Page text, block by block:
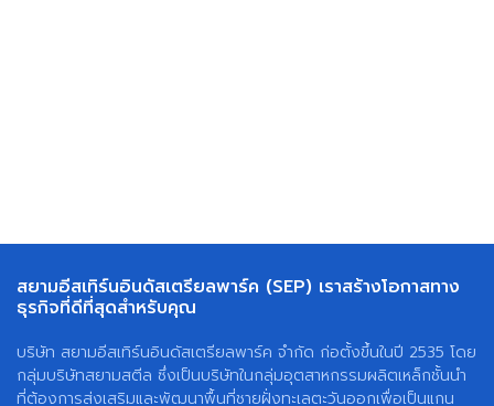
สยามอีสเทิร์นอินดัสเตรียลพาร์ค (SEP) เราสร้างโอกาสทาง
ธุรกิจที่ดีที่สุดสำหรับคุณ
บริษัท สยามอีสเทิร์นอินดัสเตรียลพาร์ค จำกัด ก่อตั้งขึ้นในปี 2535 โดย
กลุ่มบริษัทสยามสตีล ซึ่งเป็นบริษัทในกลุ่มอุตสาหกรรมผลิตเหล็กชั้นนำ
ที่ต้องการส่งเสริมและพัฒนาพื้นที่ชายฝั่งทะเลตะวันออกเพื่อเป็นแกน